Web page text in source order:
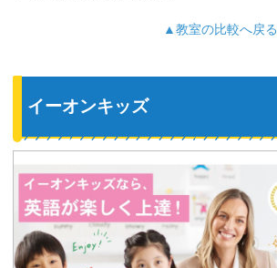
▲教室の比較へ戻る
イーオンキッズ